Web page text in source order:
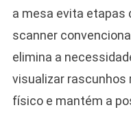
a mesa evita etapas
scanner
elimina a
visualizar rascunhos
físico e mantém a